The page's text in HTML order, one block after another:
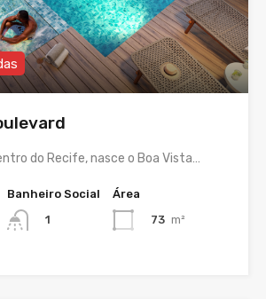
do Recife, nasce o Boa Vista…
Banheiro Social
1
Área
73 m²